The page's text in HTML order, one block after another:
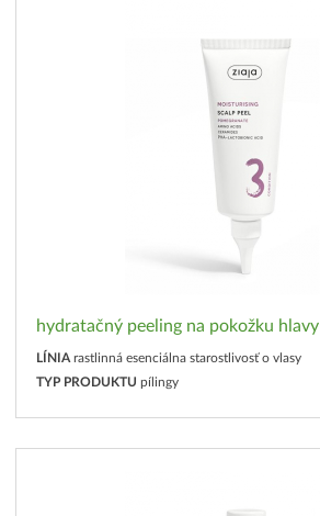
hydratačný peeling na pokožku hlavy
LÍNIA rastlinná esenciálna starostlivosť o vlasy
TYP PRODUKTU pílingy